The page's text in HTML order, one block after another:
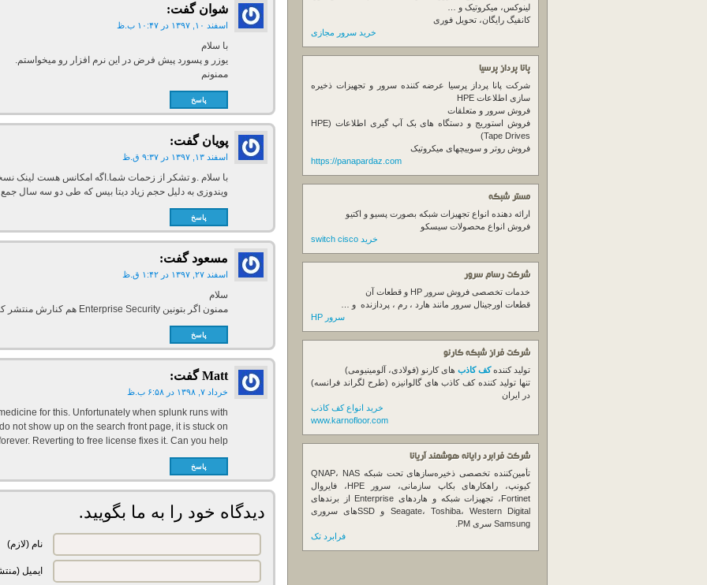
لینوکس، میکروتیک و …
کانفیگ رایگان، تحویل فوری
خرید سرور مجازی
پانا پرداز پرسیا
شرکت پانا پرداز پرسیا عرضه کننده سرور و تجهیزات ذخیره
سازی اطلاعات HPE
فروش سرور و متعلقات
فروش استوریج و دستگاه های بک آپ گیری اطلاعات (HPE
Tape Drives)
فروش روتر و سوییچهای میکروتیک
https://panapardaz.com
مستر شبکه
ارائه دهنده انواع تجهیزات شبکه بصورت پسیو و اکتیو
فروش انواع محصولات سیسکو
خرید switch cisco
شرکت رسام سرور
خدمات تخصصی فروش سرور
قطعات اورجینال سرور مانند هارد ، رم ، پردازنده و …
سرور HP
شرکت فراز شبکه کارنو
تولید کنندهکف کاذب های کارنو (فولادی، آلومینیومی)
تنها تولید کننده کف کاذب های گالوانیزه (طرح لگراند فرانسه)
در ایران
خرید انواع کف کاذب
www.karnofloor.com
شرکت فرابرد رایانه هوشمند آریانا
تأمین‌کننده تخصصی ذخیره‌سازهای تحت شبکه QNAP، NAS
کیونپ، راهکارهای بکاپ سازمانی، سرور HPE، فایروال
Fortinet، تجهیزات شبکه و هاردهای Enterprise از برندهای
Seagate، Toshiba، Western Digital و SSDهای سروری
Samsung سری PM.
فرابرد تک
شوان گفت:
اسفند ۱۰, ۱۳۹۷ در ۱۰:۴۷ ب.ظ
با سلام
یوزر و پسورد پیش فرض در این نرم افزار رو میخواستم.
ممنونم
پاسخ
پویان گفت:
اسفند ۱۳, ۱۳۹۷ در ۹:۳۷ ق.ظ
با سلام .و تشکر از زحمات شما.اگه امکانس هست لینک
ویندوزی به دلیل حجم زیاد دیتا بیس که طی دو سه سال
پاسخ
مسعود گفت:
اسفند ۲۷, ۱۳۹۷ در ۱:۴۲ ق.ظ
سلام
ممنون اگر بتونین Enterprise Security هم کنارش منتشر کنین خیلی عالی میشه.
پاسخ
Matt گفت:
خرداد ۷, ۱۳۹۸ در ۶:۵۸ ب.ظ
for this. Unfortunately when splunk runs with
not show up on the search front page, it is stuck on
Reverting to free license fixes it. Can you help?
پاسخ
دیدگاه خود را به ما بگویید.
نام (لازم)
ایمیل